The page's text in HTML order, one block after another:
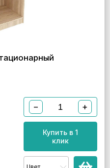
− +
Купить в 1
клик